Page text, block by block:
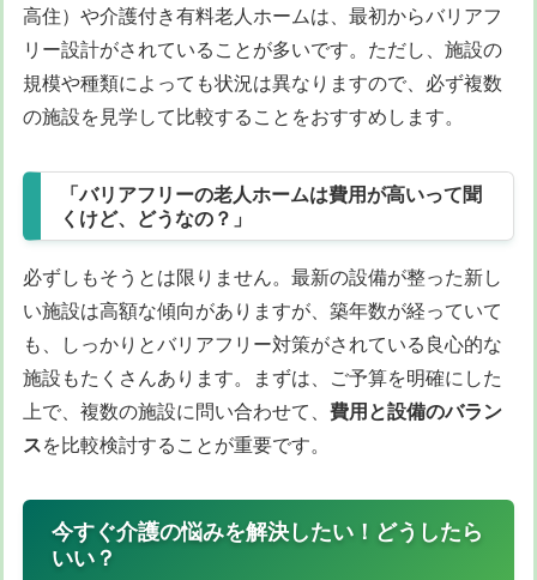
高住）や介護付き有料老人ホームは、最初からバリアフ
リー設計がされていることが多いです。ただし、施設の
規模や種類によっても状況は異なりますので、必ず複数
の施設を見学して比較することをおすすめします。
「バリアフリーの老人ホームは費用が高いって聞
くけど、どうなの？」
必ずしもそうとは限りません。最新の設備が整った新し
い施設は高額な傾向がありますが、築年数が経っていて
も、しっかりとバリアフリー対策がされている良心的な
施設もたくさんあります。まずは、ご予算を明確にした
上で、複数の施設に問い合わせて、 費用と設備のバラン
スを比較検討することが重要です。
今すぐ介護の悩みを解決したい！どうしたら
いい？